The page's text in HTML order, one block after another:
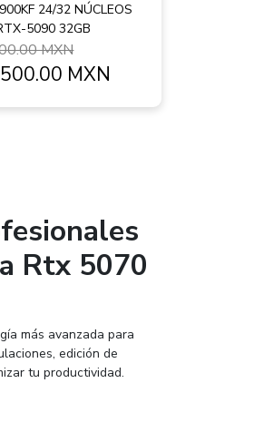
24/32 NÚCLEOS
5090 32GB
MXN
MXN
Rtx 5070
más avanzada para
edición de
tu productividad.